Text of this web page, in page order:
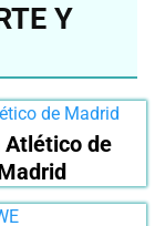
Y
Atlético de